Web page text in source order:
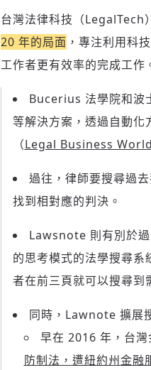
台灣法律科技（LegalTech
20 年的局面 ，專注利用科
工作者更有效率的完成工作
Bucerius 法學院和波
等解決方案，透過自動化
（Legal Business World
過往，律師要搜尋過
找到相對應的判決。
Lawsnote 則有別於過
的思考模式的法學搜尋
者在前三頁就可以搜尋到
同時，Lawnote 擴展
早在 2016 年，台
防制法，遭紐約州金